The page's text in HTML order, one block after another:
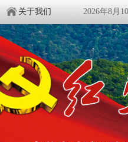
关于我们 2026年8月